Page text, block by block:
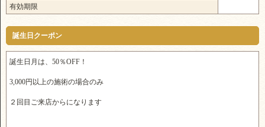
有効期限
誕生日クーポン
誕生日月は、50％OFF！
3,000円以上の施術の場合のみ
２回目ご来店からになります